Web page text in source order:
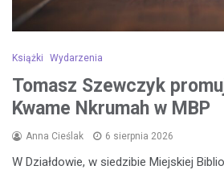
Książki Wydarzenia
Tomasz Szewczyk
Kwame Nkrumah w MBP
Anna Cieślak 6 sierpnia 2026
W Działdowie, w siedzibie Miejskiej